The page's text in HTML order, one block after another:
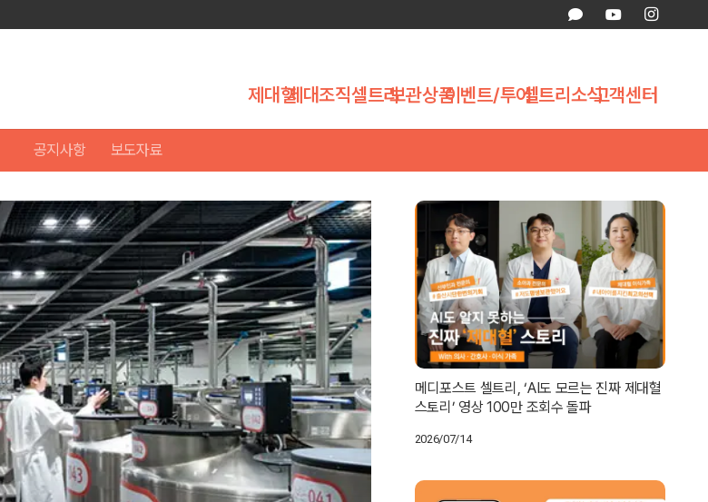
제대혈제대조직셀트리보관상품이벤트/투어셀트리소식고객센터
공지사항 보도자료
메디포스트 셀트리, ‘AI도 모르는 진짜 제대혈
스토리’ 영상 100만 조회수 돌파
2026/07/14